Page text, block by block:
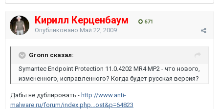
Кирилл Керценбаум 671
Опубликовано Май 22, 2009
Gronn сказал:
Symantec Endpoint Protection 11.0.4202 MR4 MP2 - что нового,
измененного, исправленного? Когда будет русская версия?
Дабы не дублировать - http://www.anti-
malware.ru/forum/index.php...ost&p=64823